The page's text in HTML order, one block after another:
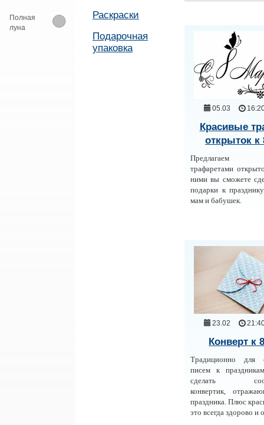
Полная
луна
Раскраски
Подарочная
упаковка
05.03
Красивые
открыток к
Предлагаем
трафаретами
ними вы сможете
подарки к
мам и бабушек.
23.02
Конверт к
Традиционно для
писем к
сделать
конвертик,
праздника. Плюс
это всегда здорово и